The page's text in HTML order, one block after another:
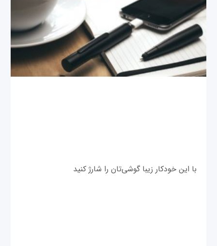
با این خودکار زیبا گوشی‌تان را شارژ کنید